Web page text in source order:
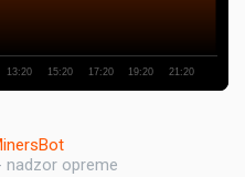
13:20 15:20 17:20 19:20 21:20
nadzor opreme